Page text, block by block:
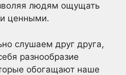
людям ощущать
ценными.
слушаем друг друга,
разнообразие
обогащают наше